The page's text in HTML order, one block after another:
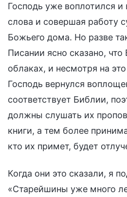
Господь уже воплотился
слова и совершая работу
Божьего дома. Но разве
Писании ясно сказано, что
облаках, и несмотря на
Господь вернулся
соответствует Библии,
должны слушать их
книги, а тем более
кто их примет, будет
Когда они это сказали, я
«Старейшины уже много